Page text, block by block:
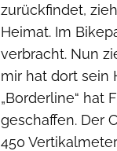
zurückfindet,
Heimat. Im
verbracht. Nun
mir hat dort sein
„Borderline“ hat
geschaffen. Der
450